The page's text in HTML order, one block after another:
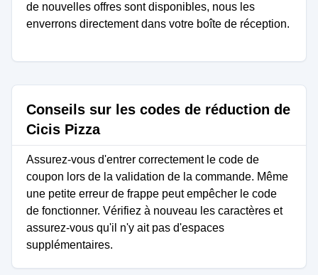
de nouvelles offres sont disponibles, nous les
enverrons directement dans votre boîte de réception.
Conseils sur les codes de réduction de
Cicis Pizza
Assurez-vous d'entrer correctement le code de
coupon lors de la validation de la commande. Même
une petite erreur de frappe peut empêcher le code
de fonctionner. Vérifiez à nouveau les caractères et
assurez-vous qu'il n'y ait pas d'espaces
supplémentaires.